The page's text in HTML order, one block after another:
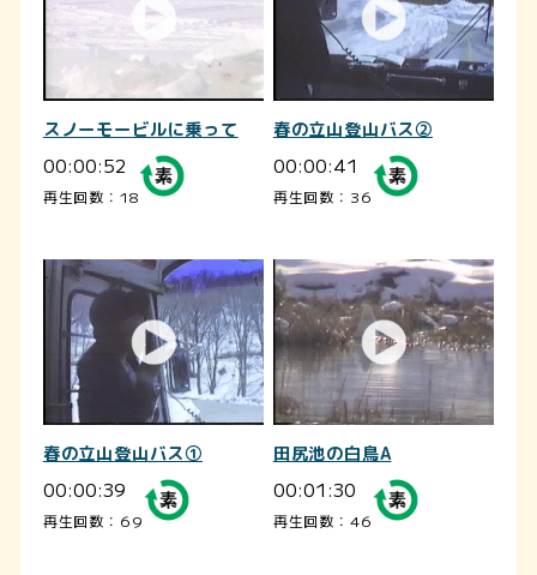
スノーモービルに乗って
00:00:52
再生回数：18
春の立山登山バス②
00:00:41
再生回数：36
春の立山登山バス①
00:00:39
再生回数：69
田尻池の白鳥A
00:01:30
再生回数：46